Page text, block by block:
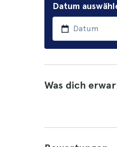
Datum
Was dich